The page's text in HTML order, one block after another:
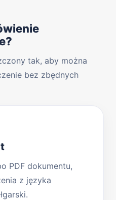
tak, aby można
bez zbędnych
PDF dokumentu,
z języka